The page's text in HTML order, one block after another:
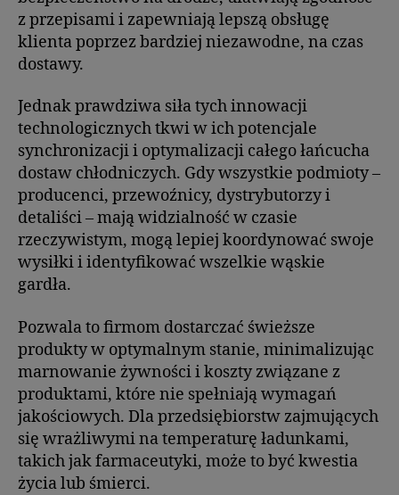
z przepisami i zapewniają lepszą obsługę
klienta poprzez bardziej niezawodne, na czas
dostawy.
Jednak prawdziwa siła tych innowacji
technologicznych tkwi w ich potencjale
synchronizacji i optymalizacji całego łańcucha
dostaw chłodniczych. Gdy wszystkie podmioty –
producenci, przewoźnicy, dystrybutorzy i
detaliści – mają widzialność w czasie
rzeczywistym, mogą lepiej koordynować swoje
wysiłki i identyfikować wszelkie wąskie
gardła.
Pozwala to firmom dostarczać świeższe
produkty w optymalnym stanie, minimalizując
marnowanie żywności i koszty związane z
produktami, które nie spełniają wymagań
jakościowych. Dla przedsiębiorstw zajmujących
się wrażliwymi na temperaturę ładunkami,
takich jak farmaceutyki, może to być kwestia
życia lub śmierci.